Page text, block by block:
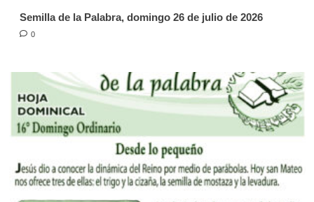
Semilla de la Palabra, domingo 26 de julio de 2026
0